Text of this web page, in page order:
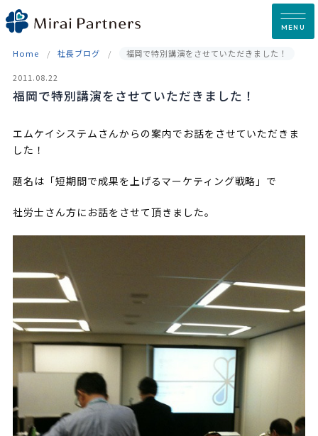
Skip
to
MENU
Home 社長ブログ 福岡で特別講演をさせていただきました！
2011.08.22
福岡で特別講演をさせていただきました！
エムケイシステムさんからの案内でお話をさせていただきま
した！
題名は「短期間で成果を上げるマーケティング戦略」で
社労士さん方にお話をさせて頂きました。